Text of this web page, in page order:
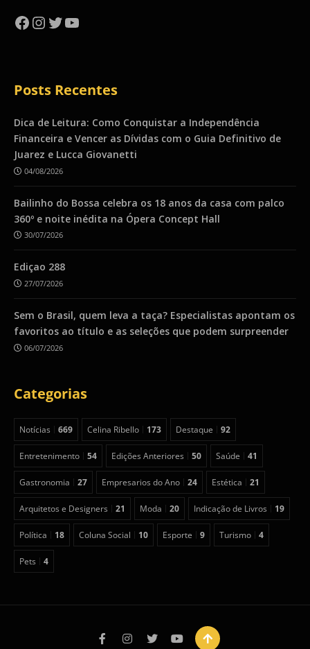
Facebook
Instagram
Twitter
YouTube
Posts Recentes
Dica de Leitura: Como Conquistar a Independência
Financeira e Vencer as Dívidas com o Guia Definitivo de
Juarez e Lucca Giovanetti
04/08/2026
Bailinho do Bossa celebra os 18 anos da casa com palco
360º e noite inédita na Ópera Concept Hall
30/07/2026
Ediçao 288
27/07/2026
Sem o Brasil, quem leva a taça? Especialistas apontam os
favoritos ao título e as seleções que podem surpreender
06/07/2026
Categorias
Notícias 669 Celina Ribello 173 Destaque 92
Entretenimento 54 Edições Anteriores 50 Saúde 41
Gastronomia 27 Empresarios do Ano 24 Estética 21
Arquitetos e Designers 21 Moda 20 Indicação de Livros 19
Política 18 Coluna Social 10 Esporte 9 Turismo 4
Pets 4